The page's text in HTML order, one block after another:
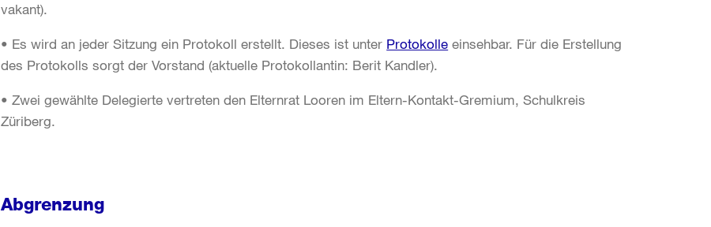
vakant).
• Es wird an jeder Sitzung ein Protokoll erstellt. Dieses ist unter Protokolle einsehbar. Für die Erstellung
des Protokolls sorgt der Vorstand (aktuelle Protokollantin: Berit Kandler).
• Zwei gewählte Delegierte vertreten den Elternrat Looren im Eltern-Kontakt-Gremium, Schulkreis
Züriberg.
Abgrenzung